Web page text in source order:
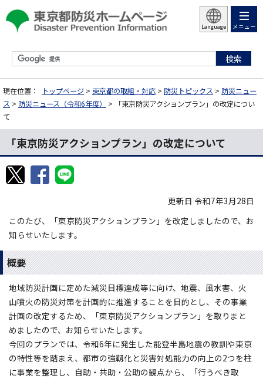
Language メニュー
現在位置： トップページ > 東京都の取組・対応 > 防災トピックス > 防災ニュー
ス > 防災ニュース（令和6年度）
> 「東京防災アクションプラン」の改定につい
て
「東京防災アクションプラン」の改定について
更新日 令和7年3月28日
このたび、「東京防災アクションプラン」を改定しましたので、お
知らせいたします。
概要
地域防災計画に定めた減災目標達成等に向け、地震、風水害、火
山噴火の防災対策を計画的に推進することを目的とし、その事業
計画の改定するため、「東京防災アクションプラン」を取りまと
めましたので、お知らせいたします。
今回のプランでは、令和6年に発生した能登半島地震の教訓や東京
の特性等を踏まえ、都市の強靱化と災害対処能力の向上の2つを柱
に事業を整理し、自助・共助・公助の観点から、「行うべき取